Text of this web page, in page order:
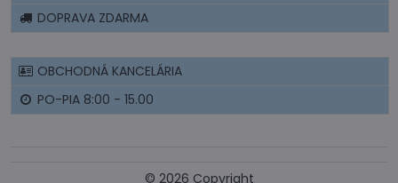
DOPRAVA ZDARMA
OBCHODNÁ KANCELÁRIA
PO-PIA 8:00 - 15.00
© 2026 Copyright